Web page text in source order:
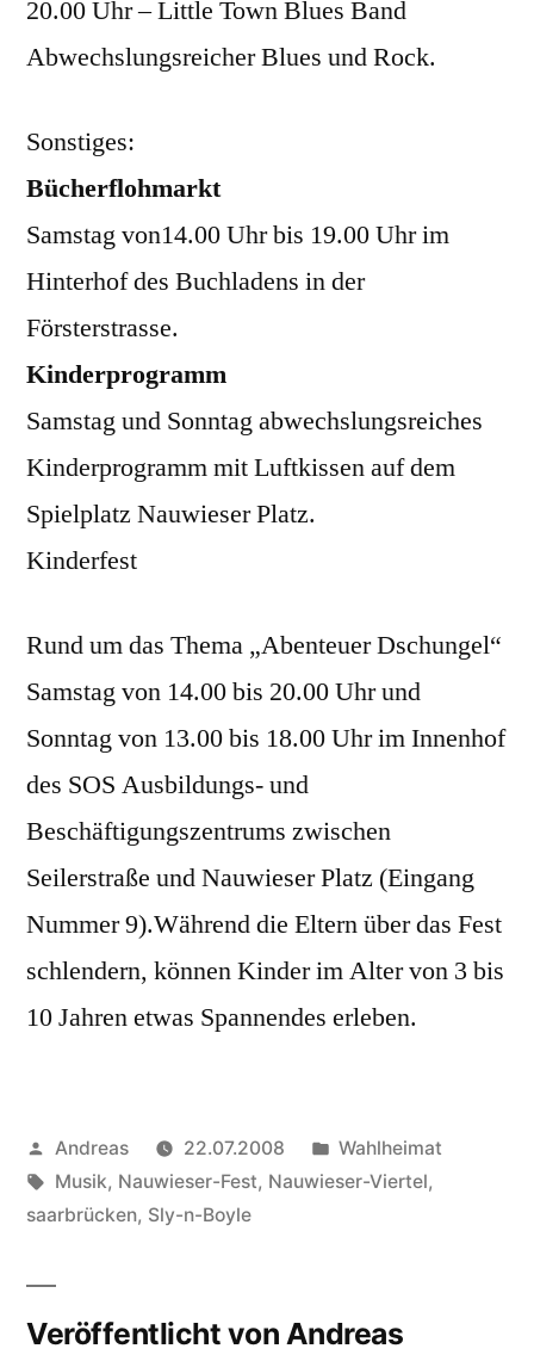
20.00 Uhr – Little Town Blues Band
Abwechslungsreicher Blues und Rock.
Sonstiges:
Bücherflohmarkt
Samstag von14.00 Uhr bis 19.00 Uhr im
Hinterhof des Buchladens in der
Försterstrasse.
Kinderprogramm
Samstag und Sonntag abwechslungsreiches
Kinderprogramm mit Luftkissen auf dem
Spielplatz Nauwieser Platz.
Kinderfest
Rund um das Thema „Abenteuer Dschungel“
Samstag von 14.00 bis 20.00 Uhr und
Sonntag von 13.00 bis 18.00 Uhr im Innenhof
des SOS Ausbildungs- und
Beschäftigungszentrums zwischen
Seilerstraße und Nauwieser Platz (Eingang
Nummer 9).Während die Eltern über das Fest
schlendern, können Kinder im Alter von 3 bis
10 Jahren etwas Spannendes erleben.
Veröffentlicht
von
Andreas 22.07.2008
Veröffentlicht
in
Wahlheimat
Schlagwörter:
Musik, Nauwieser-Fest, Nauwieser-Viertel,
saarbrücken, Sly-n-Boyle
Veröffentlicht von Andreas